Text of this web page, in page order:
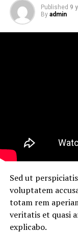
Published 9
By admin
Sed ut
voluptatem
totam rem
veritatis et quasi
explicabo.